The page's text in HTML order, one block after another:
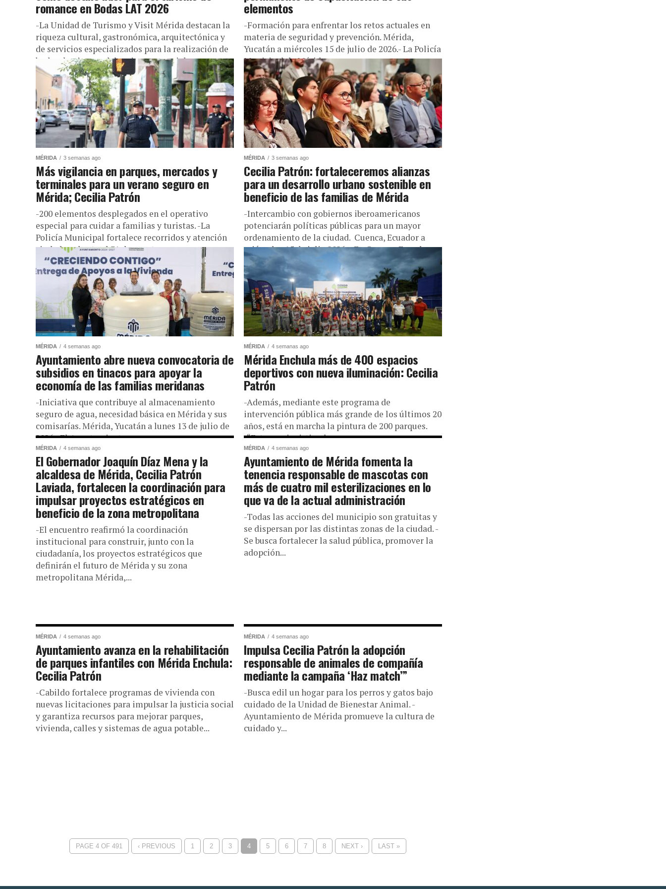
romance en Bodas LAT 2026
-La Unidad de Turismo y Visit Mérida destacan la
riqueza cultural, gastronómica, arquitectónica y
de servicios especializados para la realización de
bodas destino y celebraciones especiales....
elementos
-Formación para enfrentar los retos actuales en
materia de seguridad y prevención. Mérida,
Yucatán a miércoles 15 de julio de 2026.- La Policía
Municipal de Mérida...
MÉRIDA 3 semanas ago
Más vigilancia en parques, mercados y
terminales para un verano seguro en
Mérida; Cecilia Patrón
-200 elementos desplegados en el operativo
especial para cuidar a familias y turistas. -La
Policía Municipal fortalece recorridos y atención
ciudadana hasta el 31 de agosto. ...
MÉRIDA 3 semanas ago
Cecilia Patrón: fortaleceremos alianzas
para un desarrollo urbano sostenible en
beneficio de las familias de Mérida
-Intercambio con gobiernos iberoamericanos
potenciarán políticas públicas para un mayor
ordenamiento de la ciudad. Cuenca, Ecuador a
miércoles 15 de julio 2026.- En Cuenca, Ecuador,
la...
MÉRIDA 4 semanas ago
Ayuntamiento abre nueva convocatoria de
subsidios en tinacos para apoyar la
economía de las familias meridanas
-Iniciativa que contribuye al almacenamiento
seguro de agua, necesidad básica en Mérida y sus
comisarías. Mérida, Yucatán a lunes 13 de julio de
2026.- El Ayuntamiento...
MÉRIDA 4 semanas ago
Mérida Enchula más de 400 espacios
deportivos con nueva iluminación: Cecilia
Patrón
-Además, mediante este programa de
intervención pública más grande de los últimos 20
años, está en marcha la pintura de 200 parques.
-“Estamos invirtiendo como nunca...
MÉRIDA 4 semanas ago
El Gobernador Joaquín Díaz Mena y la
alcaldesa de Mérida, Cecilia Patrón
Laviada, fortalecen la coordinación para
impulsar proyectos estratégicos en
beneficio de la zona metropolitana
-El encuentro reafirmó la coordinación
institucional para construir, junto con la
ciudadanía, los proyectos estratégicos que
definirán el futuro de Mérida y su zona
metropolitana Mérida,...
MÉRIDA 4 semanas ago
Ayuntamiento de Mérida fomenta la
tenencia responsable de mascotas con
más de cuatro mil esterilizaciones en lo
que va de la actual administración
-Todas las acciones del municipio son gratuitas y
se dispersan por las distintas zonas de la ciudad. -
Se busca fortalecer la salud pública, promover la
adopción...
MÉRIDA 4 semanas ago
Ayuntamiento avanza en la rehabilitación
de parques infantiles con Mérida Enchula:
Cecilia Patrón
-Cabildo fortalece programas de vivienda con
nuevas licitaciones para impulsar la justicia social
y garantiza recursos para mejorar parques,
vivienda, calles y sistemas de agua potable...
MÉRIDA 4 semanas ago
Impulsa Cecilia Patrón la adopción
responsable de animales de compañía
mediante la campaña ‘Haz match’”
-Busca edil un hogar para los perros y gatos bajo
cuidado de la Unidad de Bienestar Animal. -
Ayuntamiento de Mérida promueve la cultura de
cuidado y...
PAGE 4 OF 491 ‹ PREVIOUS 1 2 3 4 5 6 7 8 NEXT › LAST »